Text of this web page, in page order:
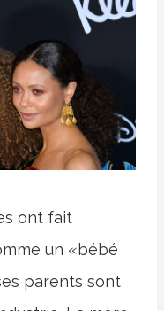
ont fait
un «bébé
parents sont